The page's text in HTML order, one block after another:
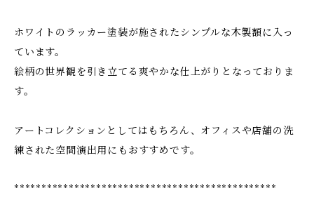
ホワイトのラッカー塗装が施されたシンプルな木製額に入っ
ています。
絵柄の世界観を引き立てる爽やかな仕上がりとなっておりま
す。
アートコレクションとしてはもちろん、オフィスや店舗の洗
練された空間演出用にもおすすめです。
************************************************